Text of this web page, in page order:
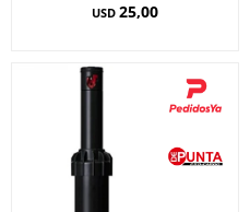
USD 25,00